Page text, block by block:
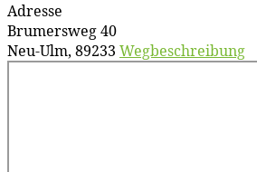
Adresse
Brumersweg 40
Neu-Ulm, 89233 Wegbeschreibung